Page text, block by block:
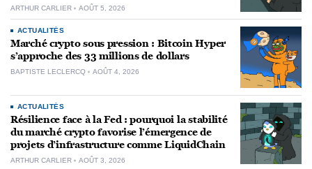
ARTHUR CARLIER AOÛT 5, 2026
ACTUALITÉS
Marché crypto sous pression : Bitcoin Hyper
s’approche des 33 millions de dollars
BAPTISTE LECLERCQ AOÛT 4, 2026
ACTUALITÉS
Résilience face à la Fed : pourquoi la stabilité
du marché crypto favorise l’émergence de
projets d’infrastructure comme LiquidChain
ARTHUR CARLIER AOÛT 3, 2026